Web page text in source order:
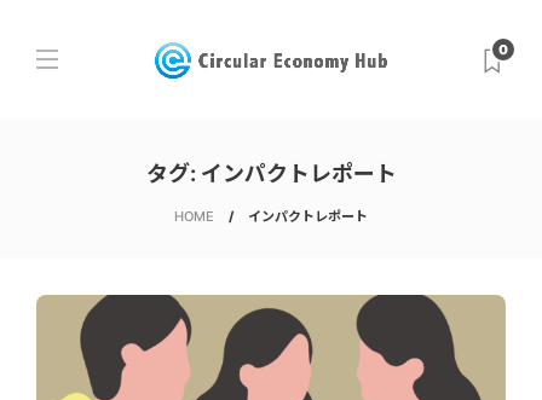
0
タグ: インパクトレポート
HOME インパクトレポート